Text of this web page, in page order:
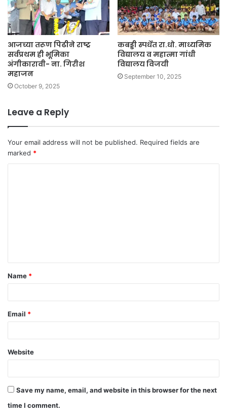
आजच्या तरूण पिढीने राष्ट्र
सर्वप्रथम ही भूमिका
अंगीकारावी- ना. गिरीश
महाजन
October 9, 2025
कबड्डी स्पर्धेत रा.धो. माध्यमिक
विद्यालय व महात्मा गांधी
विद्यालय विजयी
September 10, 2025
Leave a Reply
Your email address will not be published. Required fields are
marked *
t
*
Name *
Email *
Website
Save my name, email, and website in this browser for the next
time I comment.